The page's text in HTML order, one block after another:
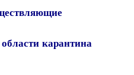
карантина